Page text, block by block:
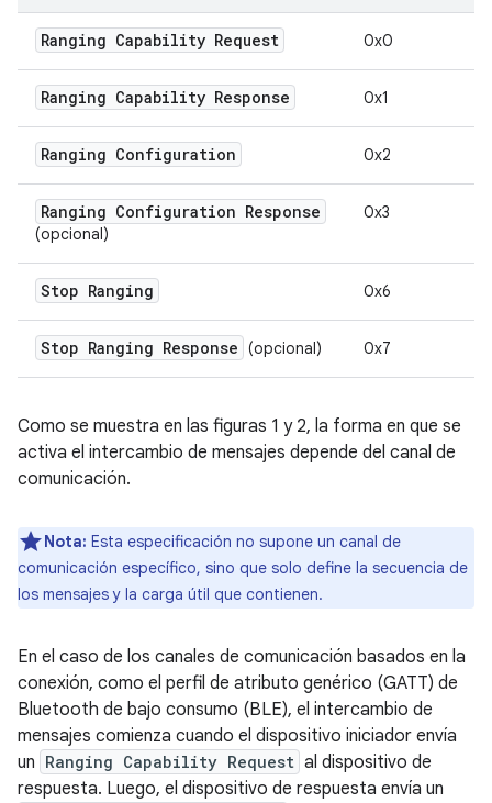
Ranging Capability Request 0x0
Ranging Capability Response 0x1
Ranging Configuration 0x2
Ranging Configuration Response
(opcional)
0x3
Stop Ranging 0x6
Stop Ranging Response (opcional) 0x7
Como se muestra en las figuras 1 y 2, la forma en que se
activa el intercambio de mensajes depende del canal de
comunicación.
Nota: Esta especificación no supone un canal de
comunicación específico, sino que solo define la secuencia de
los mensajes y la carga útil que contienen.
En el caso de los canales de comunicación basados en la
conexión, como el perfil de atributo genérico (GATT) de
Bluetooth de bajo consumo (BLE), el intercambio de
mensajes comienza cuando el dispositivo iniciador envía
un Ranging Capability Request al dispositivo de
respuesta. Luego, el dispositivo de respuesta envía un